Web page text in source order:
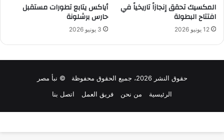
المكسيك تحقق إنجازاً تاريخياً في
افتتاح البطولة
12 يونيو 2026
أياكس يتابع تطورات مستقبل
حارس برشلونة
3 يونيو 2026
حقوق النشر 2026، جميع الحقوق محفوظة © نبأ مصر
الرئيسية
من نحن فريق العمل اتصل بنا